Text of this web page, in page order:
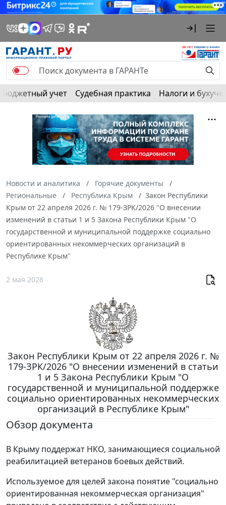
Бюджетный учет Судебная практика Налоги и
Новости и аналитика
Горячие документы
Региональные
Республика Крым
Закон Республики
Крым от 22 апреля 2026 г. № 179-ЗРК/2026 "О внесении
изменений в статьи 1 и 5 Закона Республики Крым "О
государственной и муниципальной поддержке социально
ориентированных некоммерческих организаций в
Республике Крым"
2 мая 2026
Закон Республики Крым от 22 апреля 2026 г. №
179-ЗРК/2026 "О внесении изменений в статьи
1 и 5 Закона Республики Крым "О
государственной и муниципальной поддержке
социально ориентированных некоммерческих
организаций в Республике Крым"
Обзор документа
В Крыму поддержат НКО, занимающиеся социальной
реабилитацией ветеранов боевых действий.
Используемое для целей закона понятие "социально
ориентированная некоммерческая организация"